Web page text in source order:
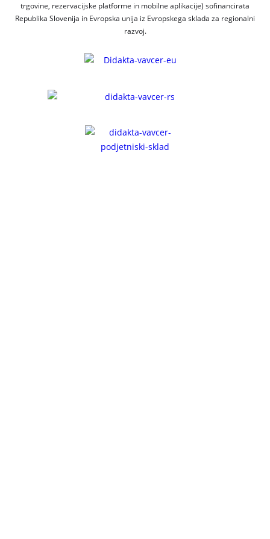
trgovine, rezervacijske platforme in mobilne aplikacije) sofinancirata
Republika Slovenija in Evropska unija iz Evropskega sklada za regionalni
razvoj.